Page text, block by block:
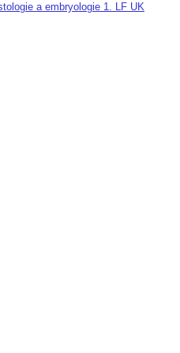
a embryologie 1. LF UK